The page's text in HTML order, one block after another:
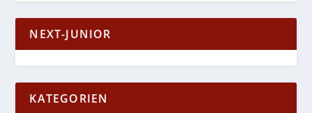
NEXT-JUNIOR
KATEGORIEN